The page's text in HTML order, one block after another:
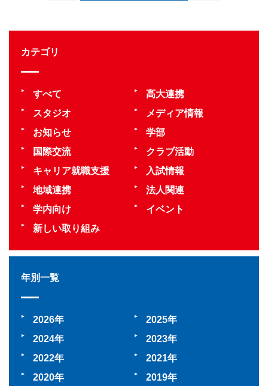
カテゴリ
すべて
高大連携
スタジオ
メディア情報
お知らせ
学部
国際交流
クラブ活動
キャリア就職支援
入試情報
地域連携
法人関連
学内向け
イベント
新しい取り組み
年別一覧
2026
2025
2024
2023
2022
2021
2020
2019